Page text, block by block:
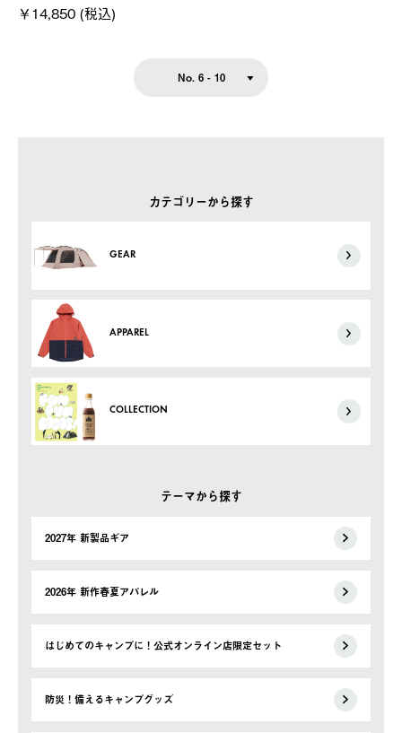
カテゴリーから探す
GEAR
APPAREL
COLLECTION
テーマから探す
2027年 新製品ギア
2026年 新作春夏アパレル
はじめてのキャンプに！公式オンライン店限定セット
防災！備えるキャンプグッズ
￥14,850 (税込)
No. 6 - 10